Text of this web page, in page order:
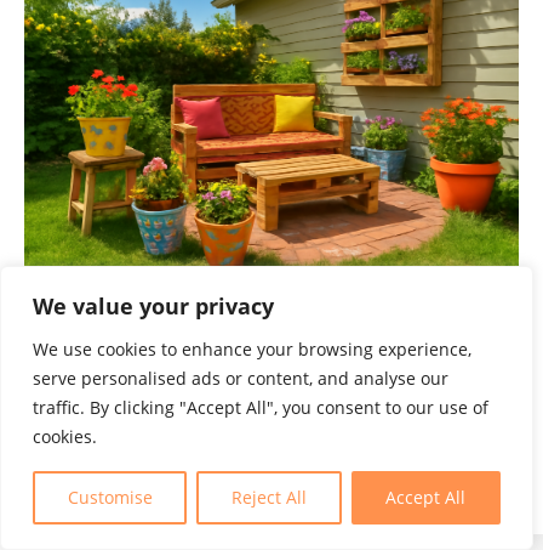
We value your privacy
We use cookies to enhance your browsing experience,
serve personalised ads or content, and analyse our
traffic. By clicking "Accept All", you consent to our use of
cookies.
Customise Reject All Accept All
Jardin et terrasse : idées DIY pour une déco à
petit budget